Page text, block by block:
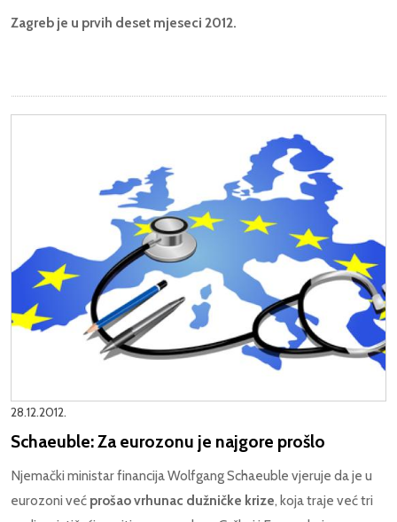
Zagreb je u prvih deset mjeseci 2012.
28.12.2012.
Schaeuble: Za eurozonu je najgore prošlo
Njemački ministar financija Wolfgang Schaeuble vjeruje da je u
eurozoni već prošao vrhunac dužničke krize, koja traje već tri